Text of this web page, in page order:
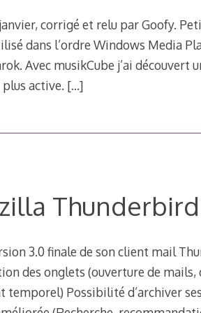
corrigé et relu par Goofy.
dans l’ordre Windows Media
Avec musikCube j’ai découvert
plus active. […]
3.0 finale de son client mail
des onglets (ouverture de
temporel) Possibilité d’archiver